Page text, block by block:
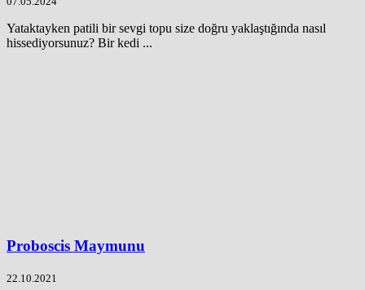
Yataktayken patili bir sevgi topu size doğru yaklaştığında nasıl
hissediyorsunuz? Bir kedi ...
Proboscis Maymunu​
22.10.2021